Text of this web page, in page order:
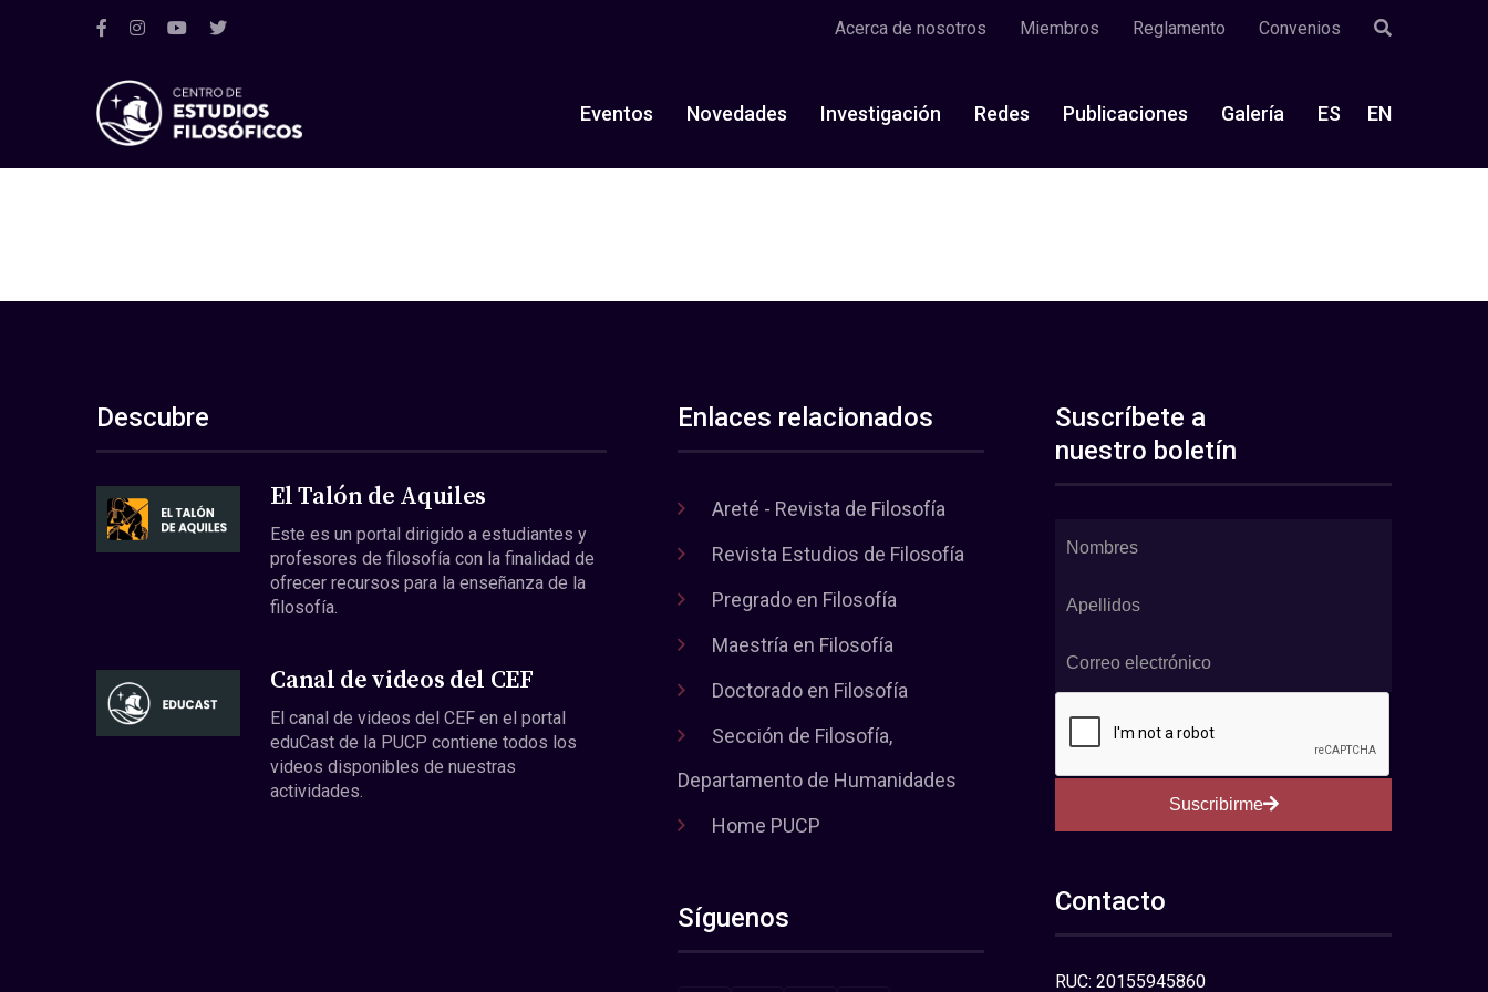
Acerca de nosotros Miembros Reglamento Convenios
Eventos Novedades Investigación Redes Publicaciones Galería ES EN
Descubre
El Talón de Aquiles
Este es un portal dirigido a estudiantes y
profesores de filosofía con la finalidad de
ofrecer recursos para la enseñanza de la
filosofía.
Canal de videos del CEF
El canal de videos del CEF en el portal
eduCast de la PUCP contiene todos los
videos disponibles de nuestras
actividades.
Enlaces relacionados
Areté - Revista de Filosofía
Revista Estudios de Filosofía
Pregrado en Filosofía
Maestría en Filosofía
Doctorado en Filosofía
Sección de Filosofía,
Departamento de Humanidades
Home PUCP
Síguenos
Suscríbete a
nuestro boletín
Suscribirme
Contacto
RUC: 20155945860